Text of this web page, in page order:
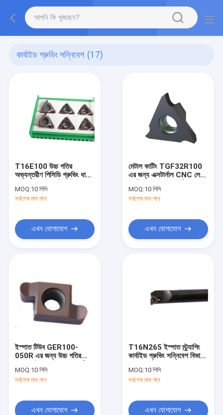
কার্বাইড গ্রুভিং সন্নিবেশ (17)
T16E100 উচ্চ গতির
অভ্যন্তরীণ পিসিডি গ্রুভিং ধাতু
MOQ:10 পিসি
সর্বশেষ দাম পান
এখন যোগাযোগ
মেটাল কাটিং TGF32R100
এর জন্য এক্সটার্নাল CNC লেদ
MOQ:10 পিসি
সর্বশেষ দাম পান
এখন যোগাযোগ
ইস্পাত টিউব GER100-
050R এর জন্য উচ্চ গতির
গ্রুভিং সন্নিবেশ
MOQ:10 পিসি
সর্বশেষ দাম পান
এখন যোগাযোগ
T16N265 ইস্পাত স্ট্র্যাপিং
কার্বাইড গ্রুভিং সন্নিবেশ বিভাজন
MOQ:10 পিসি
সর্বশেষ দাম পান
এখন যোগাযোগ